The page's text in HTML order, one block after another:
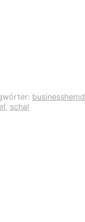
businesshemd
, schal